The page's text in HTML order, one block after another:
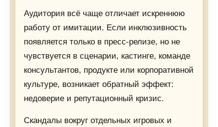
Аудитория всё чаще отличает искреннюю
работу от имитации. Если инклюзивность
появляется только в пресс-релизе, но не
чувствуется в сценарии, кастинге, команде
консультантов, продукте или корпоративной
культуре, возникает обратный эффект:
недоверие и репутационный кризис.
Скандалы вокруг отдельных игровых и